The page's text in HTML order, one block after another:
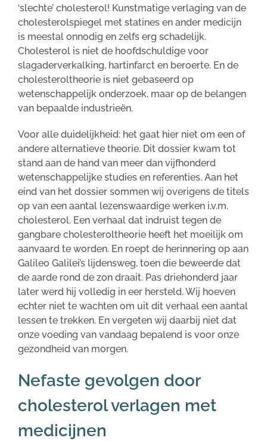
‘slechte’ cholesterol! Kunstmatige verlaging van de
cholesterolspiegel met statines en ander medicijn
is meestal onnodig en zelfs erg schadelijk.
Cholesterol is niet de hoofdschuldige voor
slagaderverkalking, hartinfarct en beroerte. En de
cholesteroltheorie is niet gebaseerd op
wetenschappelijk onderzoek, maar op de belangen
van bepaalde industrieën.
Voor alle duidelijkheid: het gaat hier niet om een of
andere alternatieve theorie. Dit dossier kwam tot
stand aan de hand van meer dan vijfhonderd
wetenschappelijke studies en referenties. Aan het
eind van het dossier sommen wij overigens de titels
op van een aantal lezenswaardige werken i.v.m.
cholesterol. Een verhaal dat indruist tegen de
gangbare cholesteroltheorie heeft het moeilijk om
aanvaard te worden. En roept de herinnering op aan
Galileo Galilei’s lijdensweg, toen die beweerde dat
de aarde rond de zon draait. Pas driehonderd jaar
later werd hij volledig in eer hersteld. Wij hoeven
echter niet te wachten om uit dit verhaal een aantal
lessen te trekken. En vergeten wij daarbij niet dat
onze voeding van vandaag bepalend is voor onze
gezondheid van morgen.
Nefaste gevolgen door
cholesterol verlagen met
medicijnen